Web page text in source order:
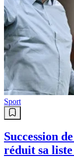
Sport
Succession
réduit sa